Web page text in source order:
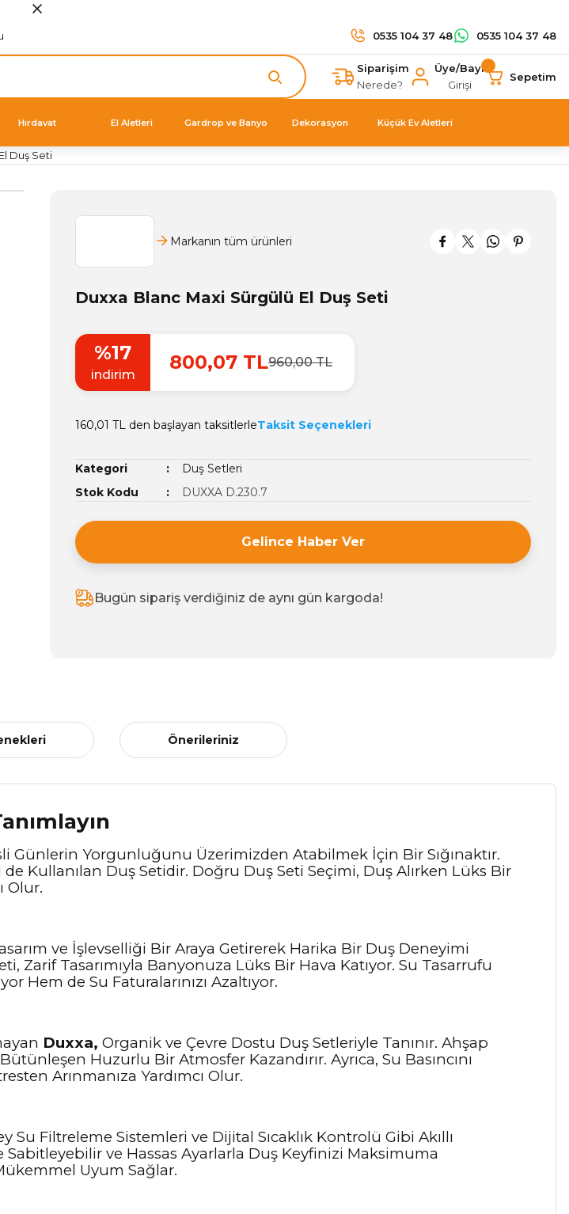
0535 104 37 48 0535 104 37 48
Siparişim
Nerede?
Üye/Bayi
Girişi
Sepetim
Hırdavat El Aletleri Gardrop ve Banyo Dekorasyon Küçük Ev Aletleri
Duş Seti
Markanın tüm ürünleri
Duxxa Blanc Maxi Sürgülü El Duş Seti
%17
indirim
800,07 TL960,00 TL
160,01 TL den başlayan taksitlerleTaksit Seçenekleri
Kategori
Duş Setleri
Stok Kodu
DUXXA D.230.7
Gelince Haber Ver
Bugün sipariş verdiğiniz de aynı gün kargoda!
Önerileriniz
Günlerin Yorgunluğunu Üzerimizden Atabilmek İçin Bir Sığınaktır.
Kullanılan Duş Setidir. Doğru Duş Seti Seçimi, Duş Alırken Lüks Bir
Olur.
ve İşlevselliği Bir Araya Getirerek Harika Bir Duş Deneyimi
Zarif Tasarımıyla Banyonuza Lüks Bir Hava Katıyor. Su Tasarrufu
Hem de Su Faturalarınızı Azaltıyor.
Duxxa, Organik ve Çevre Dostu Duş Setleriyle Tanınır. Ahşap
Huzurlu Bir Atmosfer Kazandırır. Ayrıca, Su Basıncını
Arınmanıza Yardımcı Olur.
Su Filtreleme Sistemleri ve Dijital Sıcaklık Kontrolü Gibi Akıllı
Sabitleyebilir ve Hassas Ayarlarla Duş Keyfinizi Maksimuma
Uyum Sağlar.